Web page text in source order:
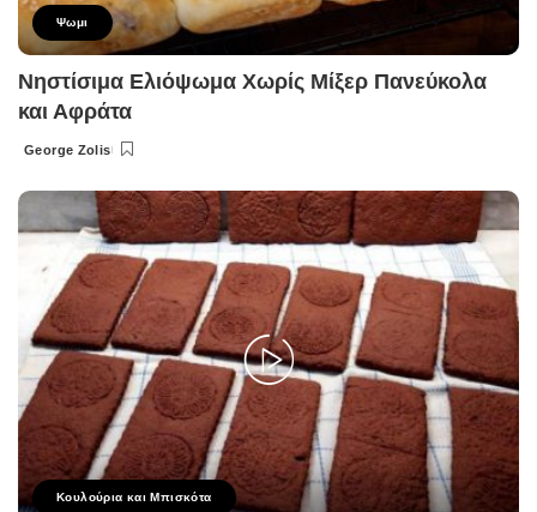
Ψωμι
Νηστίσιμα Ελιόψωμα Χωρίς Μίξερ Πανεύκολα
και Αφράτα
Posted
George Zolis
Κουλούρια και Μπισκότα